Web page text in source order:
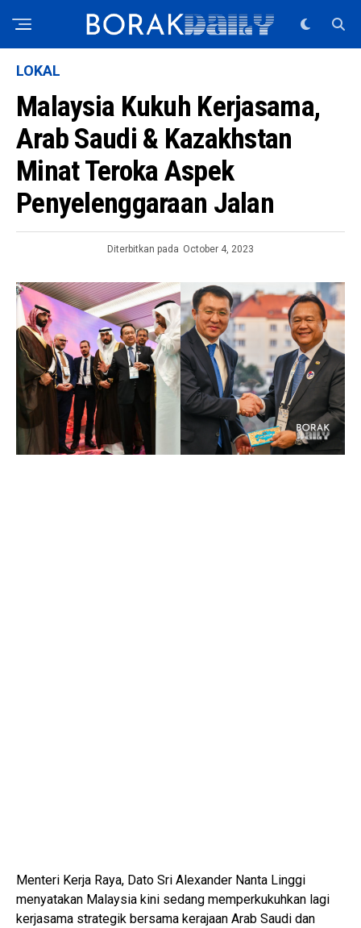
LOKAL
Malaysia Kukuh Kerjasama,
Arab Saudi & Kazakhstan
Minat Teroka Aspek
Penyelenggaraan Jalan
Diterbitkan pada October 4, 2023
Menteri Kerja Raya, Dato Sri Alexander Nanta Linggi
menyatakan Malaysia kini sedang memperkukuhkan lagi
kerjasama strategik bersama kerajaan Arab Saudi dan